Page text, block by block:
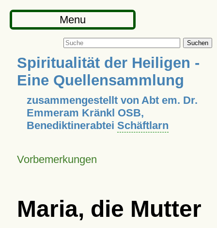
Menu
Suchen
Spiritualität der Heiligen -
Eine Quellensammlung
zusammengestellt von Abt em. Dr.
Emmeram Kränkl OSB,
Benediktinerabtei Schäftlarn
Vorbemerkungen
Maria, die Mutter